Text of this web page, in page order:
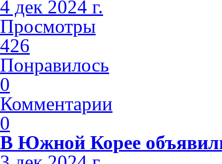
4 дек 2024 г.
Просмотры
426
Понравилось
0
Комментарии
0
В Южной Корее